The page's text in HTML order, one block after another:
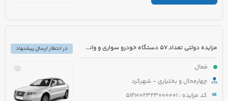
مزایده دولتی تعداد 57 دستگاه خودرو سواری و وانت قابل شماره گذاری و غیر قابل شماره گذاری
فعال
چهارمحال و بختیاری - شهرکرد
کد مزایده : 5121002323000001
در انتظار ارسال پیشنهاد